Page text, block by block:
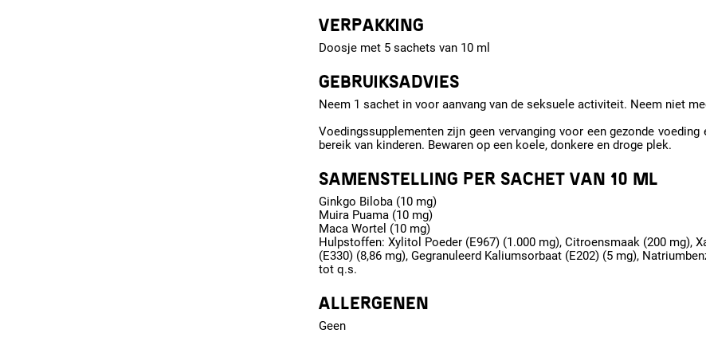
VERPAKKING
Doosje met 5 sachets van 10 ml
GEBRUIKSADVIES
Neem 1 sachet in voor aanvang van de seksuele activiteit. Neem niet
Voedingssupplementen zijn geen vervanging voor een gezonde
bereik van kinderen. Bewaren op een koele, donkere en droge plek.
SAMENSTELLING PER SACHET VAN 10 ML
Ginkgo Biloba (10 mg)
Muira Puama (10 mg)
Maca Wortel (10 mg)
Hulpstoffen: Xylitol Poeder (E967) (1.000 mg), Citroensmaak (200 mg),
(E330) (8,86 mg), Gegranuleerd Kaliumsorbaat (E202) (5 mg),
tot q.s.
ALLERGENEN
Geen